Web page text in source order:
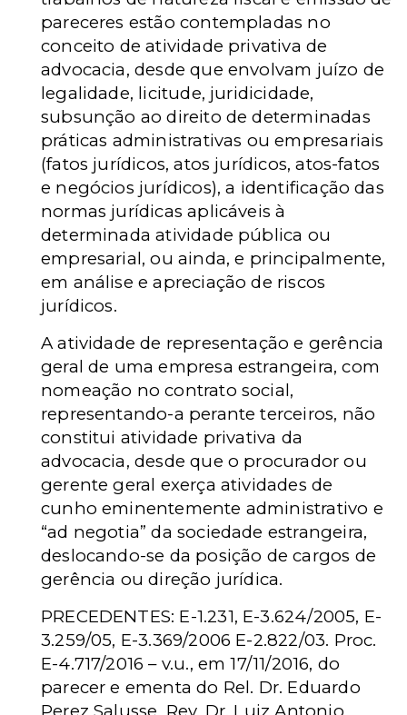
pareceres estão contempladas no
conceito de atividade privativa de
advocacia, desde que envolvam juízo de
legalidade, licitude, juridicidade,
subsunção ao direito de determinadas
práticas administrativas ou empresariais
(fatos jurídicos, atos jurídicos, atos-fatos
e negócios jurídicos), a identificação das
normas jurídicas aplicáveis à
determinada atividade pública ou
empresarial, ou ainda, e principalmente,
em análise e apreciação de riscos
jurídicos.
A atividade de representação e gerência
geral de uma empresa estrangeira, com
nomeação no contrato social,
representando-a perante terceiros, não
constitui atividade privativa da
advocacia, desde que o procurador ou
gerente geral exerça atividades de
cunho eminentemente administrativo e
“ad negotia” da sociedade estrangeira,
deslocando-se da posição de cargos de
gerência ou direção jurídica.
PRECEDENTES: E-1.231, E-3.624/2005, E-
3.259/05, E-3.369/2006 E-2.822/03. Proc.
E-4.717/2016 – v.u., em 17/11/2016, do
parecer e ementa do Rel. Dr. Eduardo